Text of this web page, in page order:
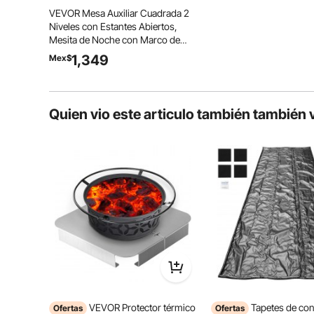
Con una superficie clásica de vetas de madera
se mantiene como nueva con un mínimo de
industrial, integrándose a la perfección
VEVOR Mesa Auxiliar Cuadrada 2
Niveles con Estantes Abiertos,
Mesita de Noche con Marco de
Metal en Forma de X, Escritorio de
Centro 45,7x45,7x51 cm, para
Marrón
Mex$1,349
Quien vio este articulo también también
Ofertas VEVOR Protector térmico Ofertas Tapetes de